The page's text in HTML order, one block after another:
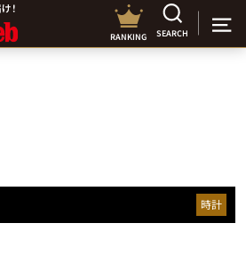
RANKING SEARCH
時計